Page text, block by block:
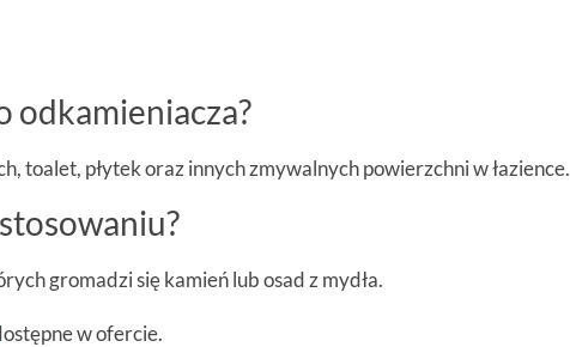
odkamieniacza?
toalet, płytek oraz innych zmywalnych powierzchni w łazience.
gromadzi się kamień lub osad z mydła.
w ofercie.